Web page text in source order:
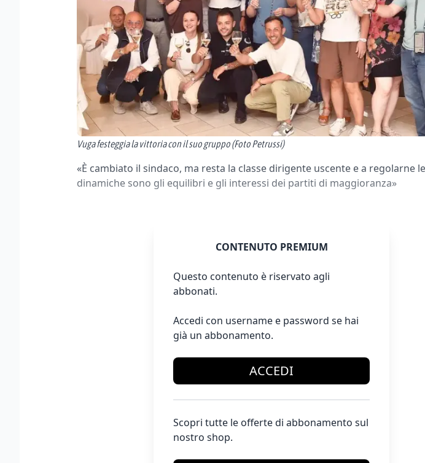
Vuga festeggia la vittoria con il suo gruppo (Foto Petrussi)
«È cambiato il sindaco, ma resta la classe dirigente uscente e a regolarne le
dinamiche sono gli equilibri e gli interessi dei partiti di maggioranza»
CONTENUTO PREMIUM
Questo contenuto è riservato agli
abbonati.
Accedi con username e password se hai
già un abbonamento.
ACCEDI
Scopri tutte le offerte di abbonamento sul
nostro shop.